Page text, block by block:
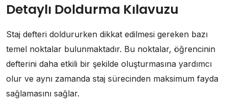
Detaylı Doldurma Kılavuzu
Staj defteri doldururken dikkat edilmesi gereken bazı
temel noktalar bulunmaktadır. Bu noktalar, öğrencinin
defterini daha etkili bir şekilde oluşturmasına yardımcı
olur ve aynı zamanda staj sürecinden maksimum fayda
sağlamasını sağlar.